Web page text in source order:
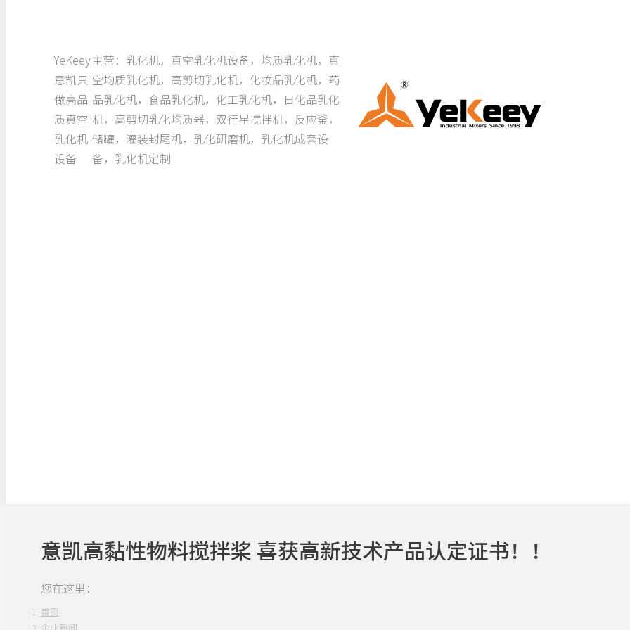
YeKeey
意凯只
做高品
质真空
乳化机
设备
主营：乳化机，真空乳化机设备，均质乳化机，真
空均质乳化机，高剪切乳化机，化妆品乳化机，药
品乳化机，食品乳化机，化工乳化机，日化品乳化
机，高剪切乳化均质器，双行星搅拌机，反应釜，
储罐，灌装封尾机，乳化研磨机，乳化机成套设
备，乳化机定制
意凯高黏性物料搅拌桨 喜获高新技术产品认定证书！！
您在这里：
首页